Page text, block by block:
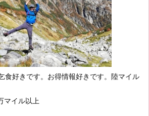
食好きです。お得情報好きです。陸マイル
マイル以上